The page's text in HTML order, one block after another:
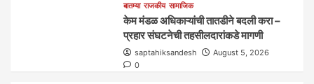
बातम्या राजकीय सामाजिक
केम मंडळ अधिकाऱ्यांची तातडीने बदली करा –
प्रहार संघटनेची तहसीलदारांकडे मागणी
saptahiksandesh
August 5, 2026
0